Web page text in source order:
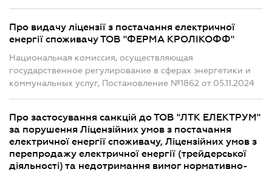
Про видачу ліцензії з постачання електричної
енергії споживачу ТОВ "ФЕРМА КРОЛІКОФФ"
Национальная комиссия, осуществляющая
государственное регулирование в сферах энергетики и
коммунальных услуг, Постановление №1862 от 05.11.2024
Про застосування санкцій до ТОВ "ЛТК ЕЛЕКТРУМ"
за порушення Ліцензійних умов з постачання
електричної енергії споживачу, Ліцензійних умов з
перепродажу електричної енергії (трейдерської
діяльності) та недотримання вимог нормативно-